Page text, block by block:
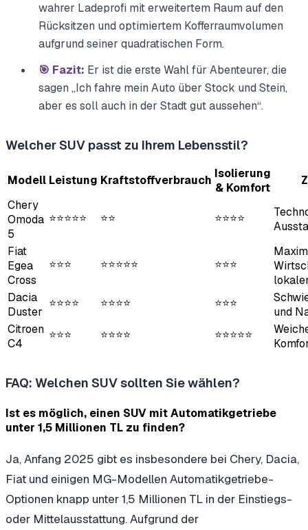
wahrer Ladeprofi mit erweitertem Raum auf den
Rücksitzen und optimiertem Kofferraumvolumen
aufgrund seiner quadratischen Form.
🎯 Fazit: Er ist die erste Wahl für Abenteurer, die
sagen „Ich fahre mein Auto über Stock und Stein,
aber es soll auch in der Stadt gut aussehen“.
Welcher SUV passt zu Ihrem Lebensstil?
Modell Leistung Kraftstoffverbrauch Isolierung
& Komfort
Chery
Omoda
5
⭐⭐⭐⭐⭐ ⭐⭐ ⭐⭐⭐⭐
Fiat
Egea
Cross
⭐⭐⭐ ⭐⭐⭐⭐⭐ ⭐⭐⭐
Dacia
Duster
⭐⭐⭐⭐ ⭐⭐⭐⭐ ⭐⭐⭐
und
Citroen
C4
⭐⭐⭐ ⭐⭐⭐⭐ ⭐⭐⭐⭐⭐
FAQ: Welchen SUV sollten Sie wählen?
Ist es möglich, einen SUV mit Automatikgetriebe
unter 1,5 Millionen TL zu finden?
Ja, Anfang 2025 gibt es insbesondere bei Chery, Dacia,
Fiat und einigen MG-Modellen Automatikgetriebe-
Optionen knapp unter 1,5 Millionen TL in der Einstiegs-
oder Mittelausstattung. Aufgrund der